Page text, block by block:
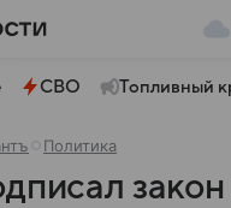
СВО Топливный
Политика
закон